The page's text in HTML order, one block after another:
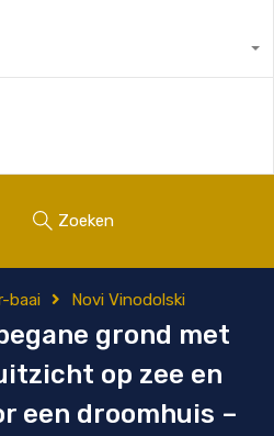
Zoeken
baai Novi Vinodolski
grond met
op zee en
een droomhuis –